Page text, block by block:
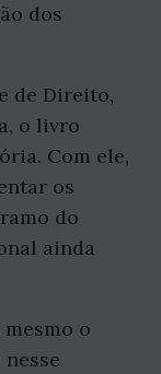
dos
de Direito,
o livro
Com ele,
os
do
ainda
o